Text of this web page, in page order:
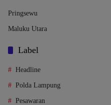
Pringsewu
Maluku Utara
Label
Headline
Polda Lampung
Pesawaran